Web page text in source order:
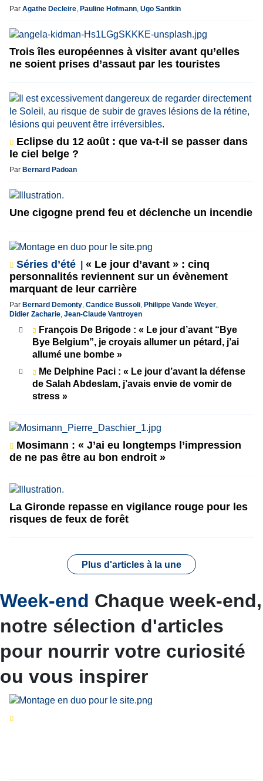
Par Agathe Decleire, Pauline Hofmann, Ugo Santkin
Trois îles européennes à visiter avant qu’elles
ne soient prises d’assaut par les touristes
Eclipse du 12 août : que va-t-il se passer dans
le ciel belge ?
Par Bernard Padoan
Une cigogne prend feu et déclenche un incendie
Séries d’été
« Le jour d’avant » : cinq
personnalités reviennent sur un évènement
marquant de leur carrière
Par Bernard Demonty, Candice Bussoli, Philippe Vande Weyer,
Didier Zacharie, Jean-Claude Vantroyen
François De Brigode : « Le jour d’avant “Bye
Bye Belgium”, je croyais allumer un pétard, j’ai
allumé une bombe »
Me Delphine Paci : « Le jour d’avant la défense
de Salah Abdeslam, j’avais envie de vomir de
stress »
Mosimann : « J’ai eu longtemps l’impression
de ne pas être au bon endroit »
La Gironde repasse en vigilance rouge pour les
risques de feux de forêt
Plus d'articles à la une
Week-end Chaque week-end,
notre sélection d'articles
pour nourrir votre curiosité
ou vous inspirer